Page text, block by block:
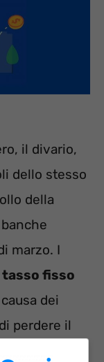
il divario,
dello stesso
della
marzo. I
tasso fisso
dei
perdere il
più alto è